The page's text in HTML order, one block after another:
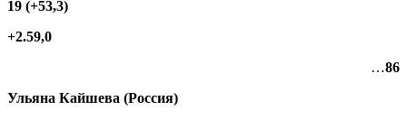
19 (+53,3)
+2.59,0
…86
Ульяна Кайшева (Россия)